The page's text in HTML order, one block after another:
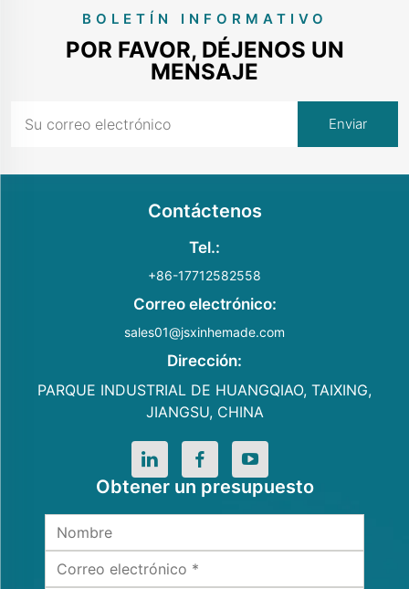
BOLETÍN INFORMATIVO
POR FAVOR, DÉJENOS UN
MENSAJE
Contáctenos
Tel.:
+86-17712582558
Correo electrónico:
sales01@jsxinhemade.com
Dirección:
PARQUE INDUSTRIAL DE HUANGQIAO, TAIXING,
JIANGSU, CHINA
Obtener un presupuesto